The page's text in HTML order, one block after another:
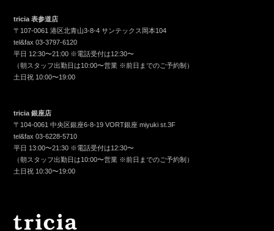
tricia 表参道店
〒107-0061 港区北青山3-8-4 サンテックス岡本104
tel&fax03-3797-6120
平日 12:30〜21:00 ※電話受付は12:30〜
（朝スタッフ出勤日は10:00〜営業 ※前日までのご予約制）
土日祝 10:00〜19:00
tricia 銀座店
〒104-0061 中央区銀座6-8-19 VORT銀座 miyuki st.3F
tel&fax03-6228-5710
平日 13:00〜21:30 ※電話受付は12:30〜
（朝スタッフ出勤日は10:00〜営業 ※前日までのご予約制）
土日祝 10:30〜19:00